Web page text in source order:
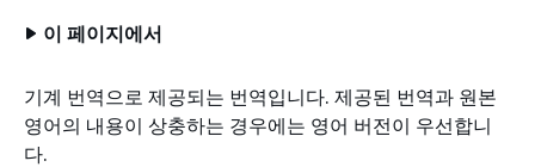
이 페이지에서
기계 번역으로 제공되는 번역입니다. 제공된 번역과 원본
영어의 내용이 상충하는 경우에는 영어 버전이 우선합니
다.